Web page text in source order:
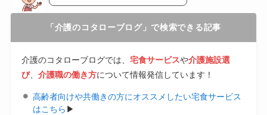
「介護のコタローブログ」で検索できる記事
介護のコタローブログでは、 宅食サービスや介護施設選
び、 介護職の働き方について情報発信しています！
高齢者向けや共働きの方にオススメしたい宅食サービス
はこちら ▶︎